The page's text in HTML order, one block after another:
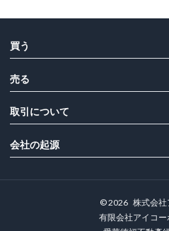
買う
売る
取引について
会社の起源
©2026 株式会社
有限会社アイコ